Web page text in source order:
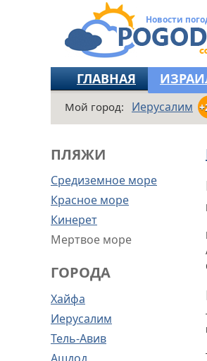
Новости
ГЛАВНАЯ
Мой город: Иерусалим
ПЛЯЖИ
Средиземное море
Красное море
Кинерет
Мертвое море
ГОРОДА
Хайфа
Иерусалим
Тель-Авив